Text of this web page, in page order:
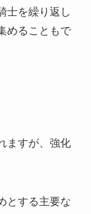
士を繰り返し
めることもで
ますが、強化
とする主要な